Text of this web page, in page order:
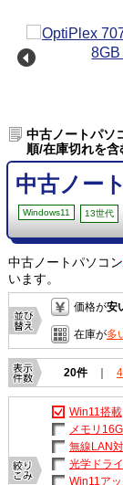
中古ノートパソ
順/在庫切れを含
中古ノー
Windows11 13世代
中古ノートパソコン
います。
価格が安
在庫が多
20件 ｜
Win11搭載
メモリ
無線LAN
光学ドラ
Win11ア